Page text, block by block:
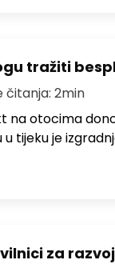
tražiti
čitanja: 2min
na otocima
tijeku je
za